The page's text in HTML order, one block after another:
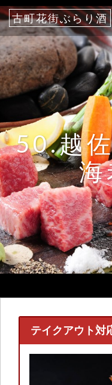
古町花街ぶらり酒
50.越
テイクアウト対